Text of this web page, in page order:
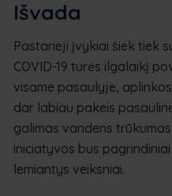
Išvada
Pastarieji įvykiai šiek tiek
COVID-19 turės ilgalaikį
visame pasaulyje,
dar labiau pakeis
galimas vandens
iniciatyvos bus
lemiantys veiksniai.